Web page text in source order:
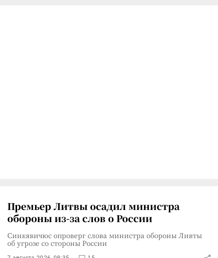
Премьер Литвы осадил министра
обороны из-за слов о России
Синкявичюс опроверг слова министра обороны Ливты
об угрозе со стороны России